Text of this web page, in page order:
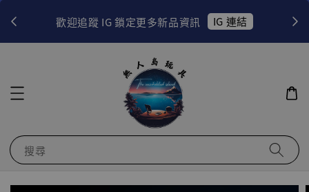
歡迎追蹤 IG 鎖定更多新品資訊 IG 連結
搜尋